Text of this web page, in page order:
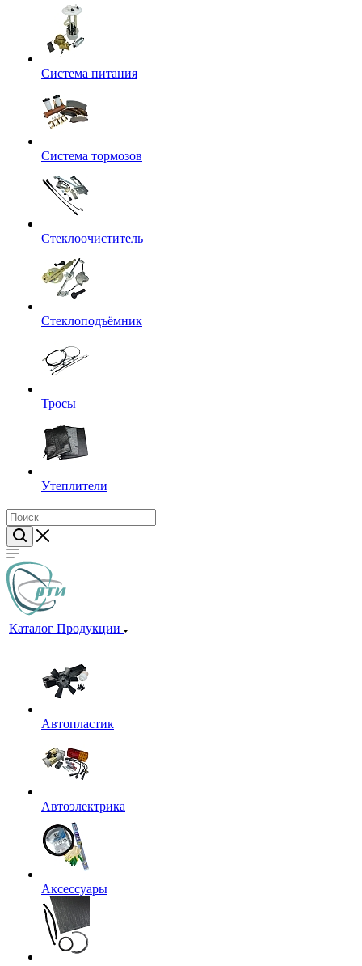
Система питания
Система тормозов
Стеклоочиститель
Стеклоподъёмник
Тросы
Утеплители
Каталог Продукции
Автопластик
Автоэлектрика
Аксессуары